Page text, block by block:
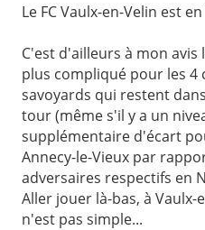
Le FC Vaulx-en-Velin est
C'est d'ailleurs à mon avis
plus compliqué pour les 4
savoyards qui restent
tour (même s'il y a un
supplémentaire d'écart
Annecy-le-Vieux par
adversaires respectifs en
Aller jouer là-bas, à Vaulx-
n'est pas simple...